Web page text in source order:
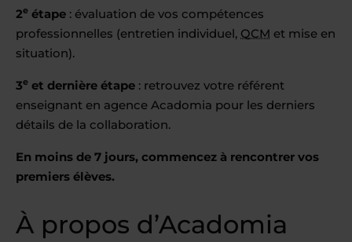
2e étape : évaluation de vos compétences
professionnelles (entretien individuel, QCM et mise en
situation).
3e et dernière étape : retrouvez votre référent
enseignant en agence Acadomia pour les derniers
détails de la collaboration.
En moins de 7 jours, commencez à rencontrer vos
premiers élèves.
À propos d’Acadomia